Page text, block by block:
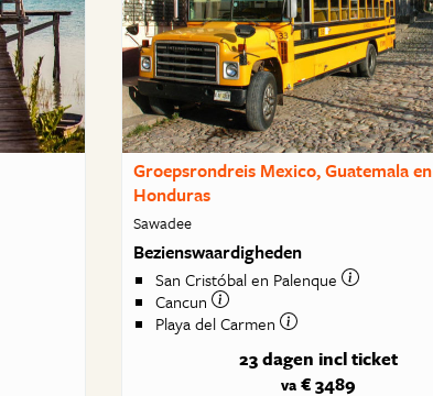
Groepsrondreis Mexico, Guatemala en
Honduras
Sawadee
Bezienswaardigheden
San Cristóbal en Palenque
Cancun
Playa del Carmen
23 dagen incl ticket
va€ 3489